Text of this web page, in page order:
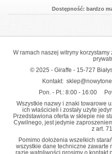
Dostępność: bardzo
W ramach naszej witryny
© 2025 - Giraffe - 15-727
Kontakt:
Pon. - Pt.: 8:00 - 16:00
Wszystkie nazwy i znaki towarowe
ich właścicieli i zostały użyte
Przedstawiona oferta w sklepie nie
Cywilnego, jest jedynie
z art.
Pomimo dołożenia wszelkich
wszystkie dane techniczne zawarte
razie wątpliwości prosimy o kontakt